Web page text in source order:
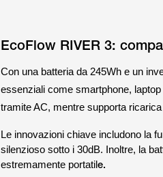
EcoFlow RIVER 3:
Con una batteria da 245Wh e un
essenziali come smartphone,
tramite AC, mentre supporta
Le innovazioni chiave includono la
silenzioso sotto i 30dB. Inoltre, la
estremamente portatile.